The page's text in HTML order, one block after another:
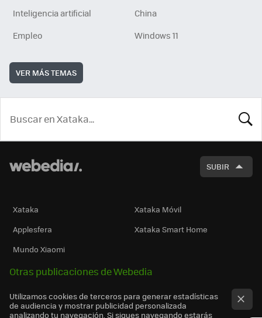
Inteligencia artificial
China
Empleo
Windows 11
VER MÁS TEMAS
SUBIR
Xataka
Xataka Móvil
Applesfera
Xataka Smart Home
Mundo Xiaomi
Otras publicaciones de Webedia
Utilizamos cookies de terceros para generar estadísticas
de audiencia y mostrar publicidad personalizada
analizando tu navegación. Si sigues navegando estarás